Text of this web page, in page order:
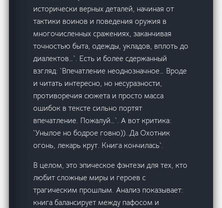
исторически верных деталей, начиная от
тактики воинов и поведения оружия в
многочисленных сражениях, заканчивая
точностью быта, одежды, укладов, вплоть до
диалектов…`. Есть и более сдержанный
взгляд: `Впечатление неоднозначное… Вроде
и читать интересно, но несуразности,
противоречия сюжета и просто масса
ошибок в тексте сильно портят
впечатление. Пожалуй…`. А вот критика:
`Унылое но бодрое говно))..Да Охотник
огонь, лекарь крут. Книга кончилась`.
В целом, это эпическое фэнтези для тех, кто
любит сложные миры и героев с
трагическим прошлым. Анализ показывает:
книга балансирует между пафосом и